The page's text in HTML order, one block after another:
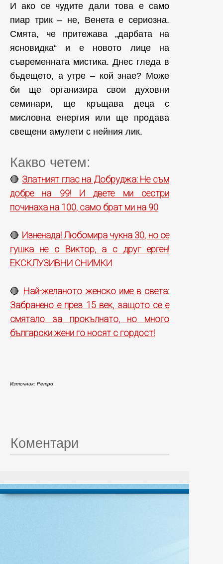
И ако се чудите дали това е само
пиар трик – не, Венета е сериозна.
Смята, че притежава „дарбата на
ясновидка“ и е новото лице на
съвременната мистика. Днес гледа в
бъдещето, а утре – кой знае? Може
би ще организира свои духовни
семинари, ще кръщава деца с
мисловна енергия или ще продава
свещени амулети с нейния лик.
Какво четем:
🔴 Златният глас на Добруджа: Не съм
добре на 99! И двете ми сестри
починаха на 100, само брат ми на 90
🔴 Изненада! Любомира чукна 30, но се
гушка не с Виктор, а с друг ерген!
ЕКСКЛУЗИВНИ СНИМКИ
🔴 Най-желаното женско име в света:
Забранено е през 15 век, защото се е
смятало за прокълнато, но много
български жени го носят с гордост!
Източник: Ретро
Коментари